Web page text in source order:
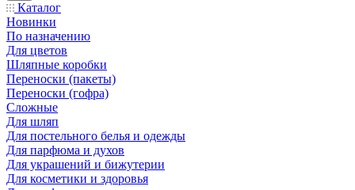
Каталог
Новинки
По назначению
Для цветов
Шляпные коробки
Переноски (пакеты)
Переноски (гофра)
Сложные
Для шляп
Для постельного белья и одежды
Для парфюма и духов
Для украшений и бижутерии
Для косметики и здоровья